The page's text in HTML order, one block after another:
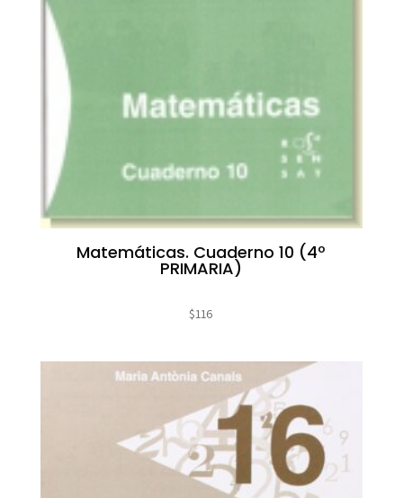
Matemáticas. Cuaderno 10 (4º
PRIMARIA)
$116